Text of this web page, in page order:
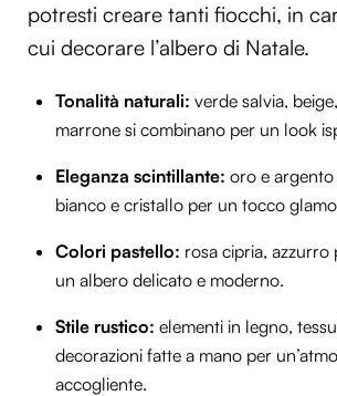
potresti creare tanti fiocchi, in
cui decorare l’albero di Natale.
Tonalità naturali: verde salvia,
marrone si combinano per un look
Eleganza scintillante: oro e
bianco e cristallo per un tocco
Colori pastello: rosa cipria,
un albero delicato e moderno.
Stile rustico: elementi in legno,
decorazioni fatte a mano per
accogliente.